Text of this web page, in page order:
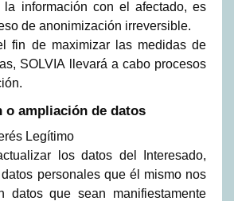
información con el afectado, es
de anonimización irreversible.
fin de maximizar las medidas de
SOLVIA llevará a cabo procesos
o ampliación de datos
Legítimo
los datos del Interesado,
personales que él mismo nos
datos que sean manifiestamente